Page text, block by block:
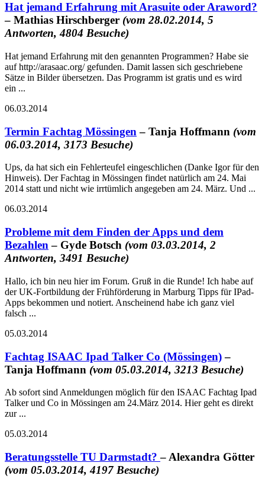
Hat jemand Erfahrung mit Arasuite oder Araword?
– Mathias Hirschberger (vom 28.02.2014, 5
Antworten, 4804 Besuche)
Hat jemand Erfahrung mit den genannten Programmen? Habe sie
auf http://arasaac.org/ gefunden. Damit lassen sich geschriebene
Sätze in Bilder übersetzen. Das Programm ist gratis und es wird
ein ...
06.03.2014
Termin Fachtag Mössingen – Tanja Hoffmann (vom
06.03.2014, 3173 Besuche)
Ups, da hat sich ein Fehlerteufel eingeschlichen (Danke Igor für den
Hinweis). Der Fachtag in Mössingen findet natürlich am 24. Mai
2014 statt und nicht wie irrtümlich angegeben am 24. März. Und ...
06.03.2014
Probleme mit dem Finden der Apps und dem
Bezahlen – Gyde Botsch (vom 03.03.2014, 2
Antworten, 3491 Besuche)
Hallo, ich bin neu hier im Forum. Gruß in die Runde! Ich habe auf
der UK-Fortbildung der Frühförderung in Marburg Tipps für IPad-
Apps bekommen und notiert. Anscheinend habe ich ganz viel
falsch ...
05.03.2014
Fachtag ISAAC Ipad Talker Co (Mössingen)–
Tanja Hoffmann (vom 05.03.2014, 3213 Besuche)
Ab sofort sind Anmeldungen möglich für den ISAAC Fachtag Ipad
Talker und Co in Mössingen am 24.März 2014. Hier geht es direkt
zur ...
05.03.2014
Beratungsstelle TU Darmstadt?– Alexandra Götter
(vom 05.03.2014, 4197 Besuche)